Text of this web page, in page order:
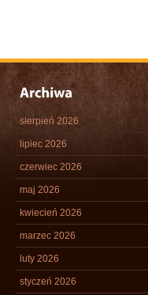
sierpień 2026
lipiec 2026
czerwiec 2026
maj 2026
kwiecień 2026
marzec 2026
luty 2026
styczeń 2026